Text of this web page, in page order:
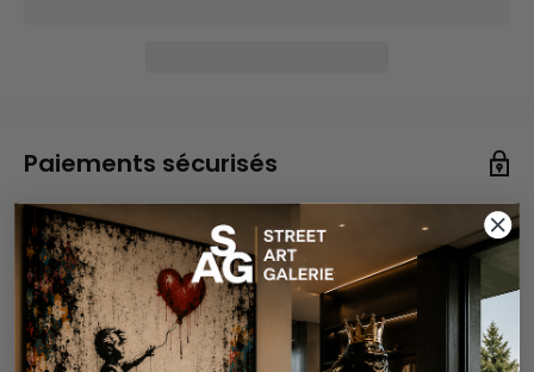
Paiements sécurisés
Vos informations de paiement sont gérées de manière
sécurisée. Nous ne stockons ni ne pouvons récupérer